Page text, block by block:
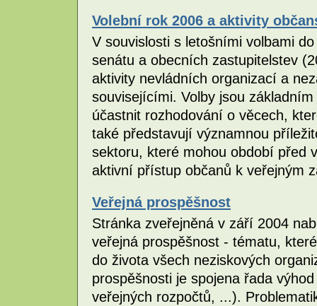
Volební rok 2006 a aktivity
V souvislosti s letošními volbami
senátu a obecních zastupitelstev
aktivity nevládních organizací a
souvisejícími. Volby jsou
účastnit rozhodování o věcech,
také představují významnou
sektoru, které mohou období před
aktivní přístup občanů k veřejným
Veřejná prospěšnost
Stránka zveřejněná v září 2004
veřejná prospěšnost - tématu,
do života všech neziskových
prospěšnosti je spojena řada
veřejných rozpočtů, ...).